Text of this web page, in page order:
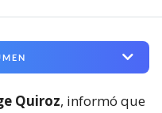
Quiroz, informó que